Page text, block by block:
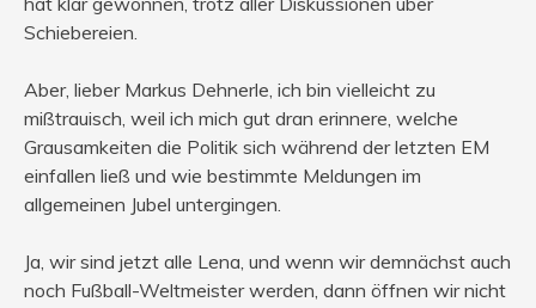
Schiebereien.
Aber, lieber Markus Dehnerle, ich bin vielleicht zu
mißtrauisch, weil ich mich gut dran erinnere, welche
Grausamkeiten die Politik sich während der letzten EM
einfallen ließ und wie bestimmte Meldungen im
allgemeinen Jubel untergingen.
Ja, wir sind jetzt alle Lena, und wenn wir demnächst auch
noch Fußball-Weltmeister werden, dann öffnen wir nicht